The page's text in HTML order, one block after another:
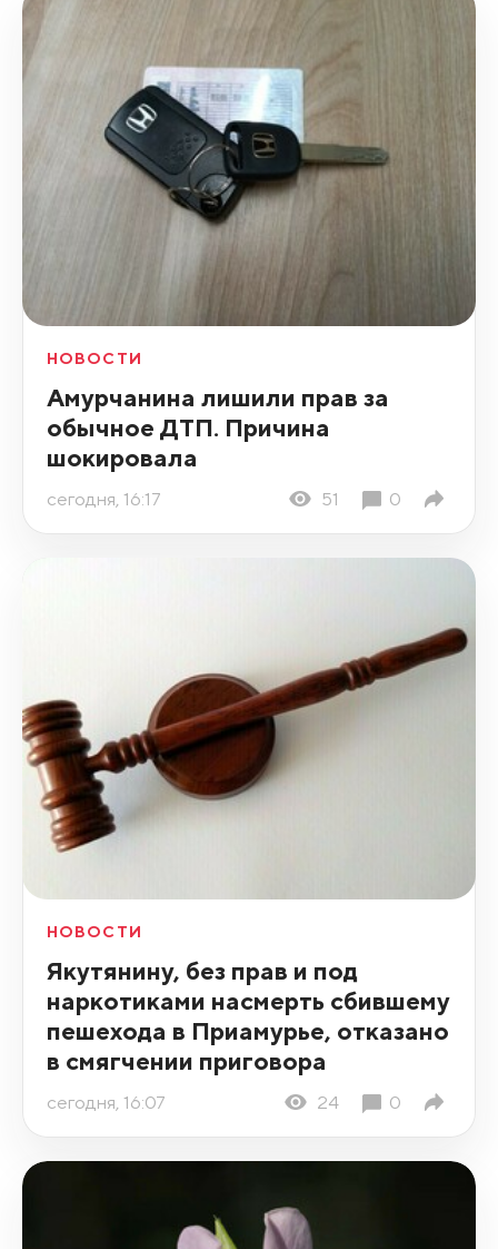
НОВОСТИ
Амурчанина лишили прав за
обычное ДТП. Причина
шокировала
сегодня, 16:17 51 0
НОВОСТИ
Якутянину, без прав и под
наркотиками насмерть сбившему
пешехода в Приамурье, отказано
в смягчении приговора
сегодня, 16:07 24 0